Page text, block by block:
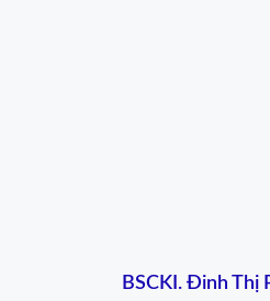
BSCKI. Đinh Thị